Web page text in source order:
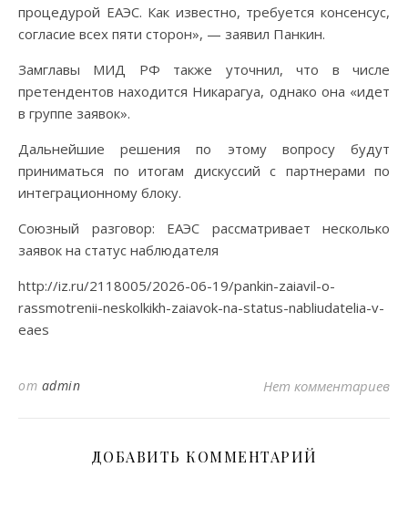
процедурой ЕАЭС. Как известно, требуется консенсус,
согласие всех пяти сторон», — заявил Панкин.
Замглавы МИД РФ также уточнил, что в числе
претендентов находится Никарагуа, однако она «идет
в группе заявок».
Дальнейшие решения по этому вопросу будут
приниматься по итогам дискуссий с партнерами по
интеграционному блоку.
Союзный разговор: ЕАЭС рассматривает несколько
заявок на статус наблюдателя
http://iz.ru/2118005/2026-06-19/pankin-zaiavil-o-
rassmotrenii-neskolkikh-zaiavok-na-status-nabliudatelia-v-
eaes
от admin Нет комментариев
ДОБАВИТЬ КОММЕНТАРИЙ